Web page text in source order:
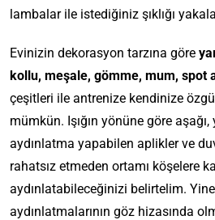
lambalar ile istediğiniz şıklığı
Evinizin dekorasyon tarzına göre
kollu, meşale, gömme, mum, spot
çeşitleri ile antrenize kendinize
mümkün. Işığın yönüne göre
aydınlatma yapabilen aplikler ve
rahatsız etmeden ortamı köşelere
aydınlatabileceğinizi belirtelim.
aydınlatmalarının göz hizasında